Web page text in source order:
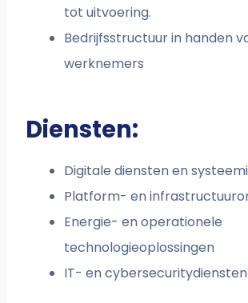
tot uitvoering.
Bedrijfsstructuur in handen
werknemers
Diensten:
Digitale diensten en
Platform- en
Energie- en operationele
technologieoplossingen
IT- en cybersecuritydiensten